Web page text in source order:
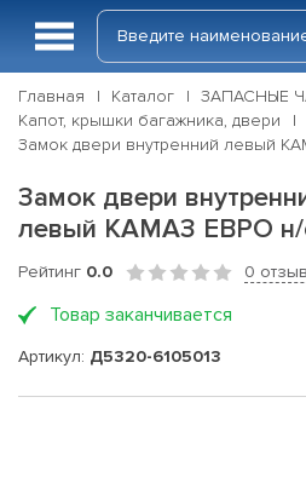
Главная Каталог ЗАПАСНЫЕ
Капот, крышки багажника, двери
Замок двери внутренний левый
Замок двери
левый КАМАЗ ЕВРО
Рейтинг 0.0 0
Товар заканчивается
Артикул: Д5320-6105013